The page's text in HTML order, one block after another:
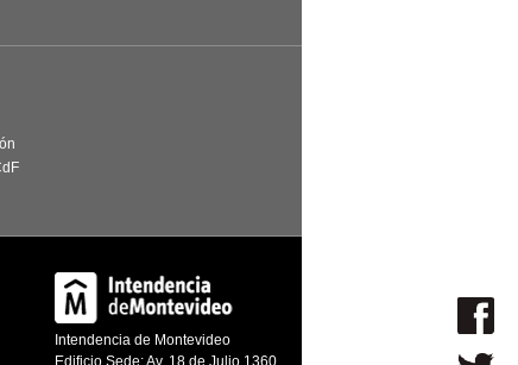
Intendencia de Montevideo
Edificio Sede: Av. 18 de Julio 1360